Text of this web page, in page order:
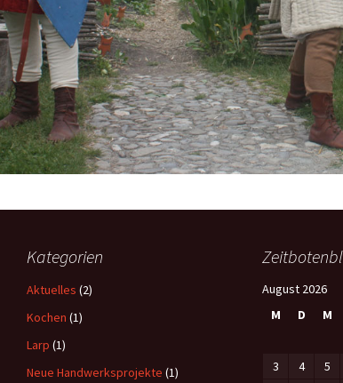
Kategorien
Aktuelles (2)
Kochen (1)
Larp (1)
Neue Handwerksprojekte (1)
August 2026
M
D M
3
4 5